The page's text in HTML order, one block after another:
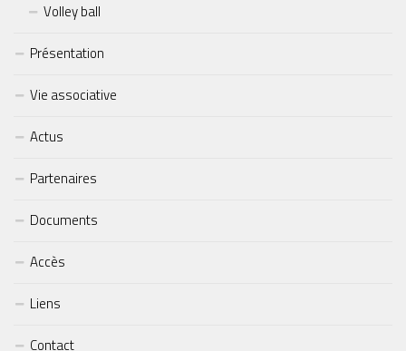
Volley ball
Présentation
Vie associative
Actus
Partenaires
Documents
Accès
Liens
Contact